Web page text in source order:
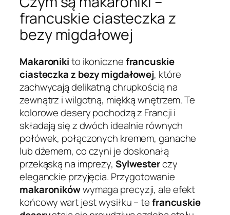
francuskie ciasteczka z
bezy migdałowej
Makaronikito ikonicznefrancuskie
ciasteczka z bezy migdałowej, które
zachwycają delikatną chrupkością na
zewnątrz i wilgotną, miękką wnętrzem. Te
kolorowe desery pochodzą z Francji i
składają się z dwóch idealnie równych
połówek, połączonych kremem, ganache
lub dżemem, co czyni je doskonałą
przekąską na imprezy, Sylwesterczy
eleganckie przyjęcia. Przygotowanie
makaronikówwymaga precyzji, ale efekt
końcowy wart jest wysiłku – tefrancuskie